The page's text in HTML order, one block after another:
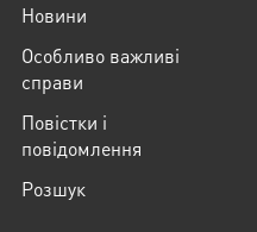
Новини
Особливо важливі
справи
Повістки і
повідомлення
Розшук